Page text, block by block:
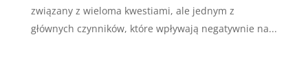
związany z wieloma kwestiami, ale jednym z
głównych czynników, które wpływają negatywnie na...